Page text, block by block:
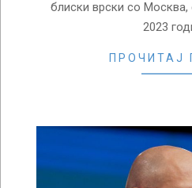
блиски врски со Москва,
2023
ПРОЧИТАЈ